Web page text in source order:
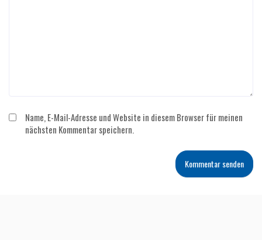
Name, E-Mail-Adresse und Website in diesem Browser für meinen
nächsten Kommentar speichern.